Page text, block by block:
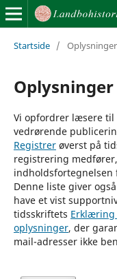
Startside /
Vi opfordrer læsere til
vedrørende
Registrerøverst på
registrering
indholdsfortegnelsen
Denne liste giver
have et vist
tidsskriftets Erklæring
oplysninger, der
mail-adresser ikke